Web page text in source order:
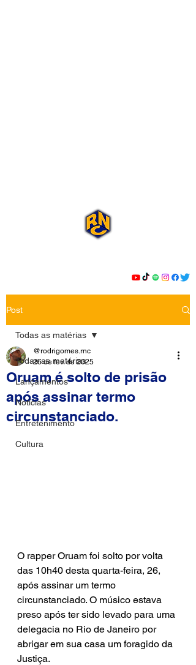
Post
Todas as matérias
Lançamentos
Notícias
Entretenimento
Cultura
Todas as matérias
Oruam é solto de prisão
após assinar termo
circunstanciado.
@rodrigomes.rnc
26 de fev. de 2025
O rapper Oruam foi solto por volta
das 10h40 desta quarta-feira, 26,
após assinar um termo
circunstanciado. O músico estava
preso após ter sido levado para uma
delegacia no Rio de Janeiro por
abrigar em sua casa um foragido da
Justiça.